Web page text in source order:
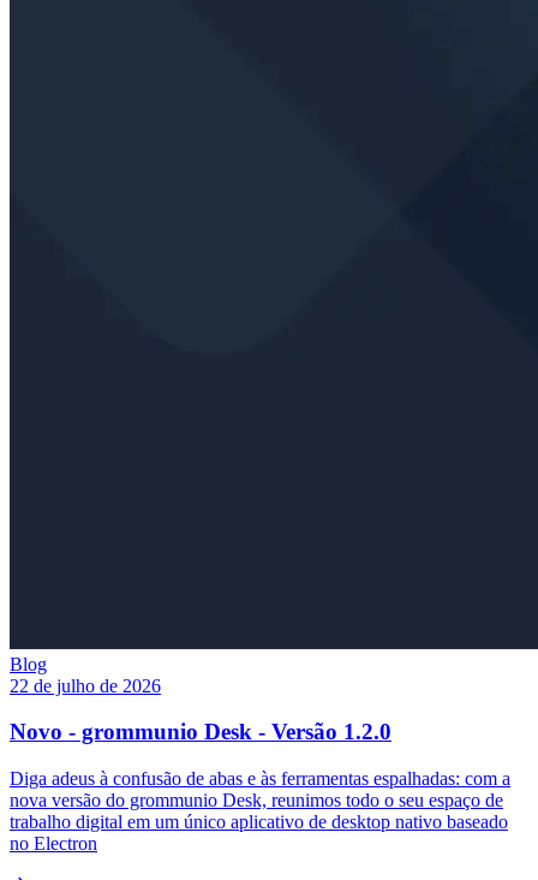
Blog
22 de julho de 2026
Novo - grommunio Desk - Versão 1.2.0
Diga adeus à confusão de abas e às ferramentas espalhadas: com a
nova versão do grommunio Desk, reunimos todo o seu espaço de
trabalho digital em um único aplicativo de desktop nativo baseado
no Electron